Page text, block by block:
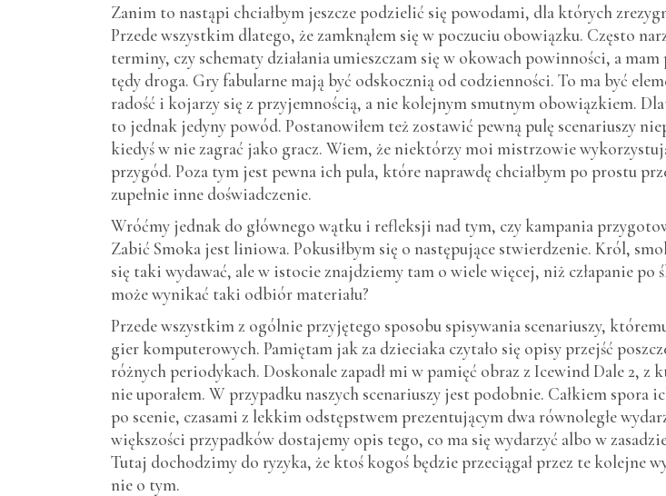
Zanim to nastąpi chciałbym jeszcze podzielić się powodami, dla których
Przede wszystkim dlatego, że zamknąłem się w poczuciu obowiązku. Często
terminy, czy schematy działania umieszczam się w okowach powinności, a mam
tędy droga. Gry fabularne mają być odskocznią od codzienności. To ma być
radość i kojarzy się z przyjemnością, a nie kolejnym smutnym obowiązkiem.
to jednak jedyny powód. Postanowiłem też zostawić pewną pulę scenariuszy
kiedyś w nie zagrać jako gracz. Wiem, że niektórzy moi mistrzowie
przygód. Poza tym jest pewna ich pula, które naprawdę chciałbym po prostu
zupełnie inne doświadczenie.
Wróćmy jednak do głównego wątku i refleksji nad tym, czy kampania
Zabić Smoka jest liniowa. Pokusiłbym się o następujące stwierdzenie. Król,
się taki wydawać, ale w istocie znajdziemy tam o wiele więcej, niż człapanie po
może wynikać taki odbiór materiału?
Przede wszystkim z ogólnie przyjętego sposobu spisywania scenariuszy,
gier komputerowych. Pamiętam jak za dzieciaka czytało się opisy przejść
różnych periodykach. Doskonale zapadł mi w pamięć obraz z Icewind Dale 2, z
nie uporałem. W przypadku naszych scenariuszy jest podobnie. Całkiem spora
po scenie, czasami z lekkim odstępstwem prezentującym dwa równoległe
większości przypadków dostajemy opis tego, co ma się wydarzyć albo w
Tutaj dochodzimy do ryzyka, że ktoś kogoś będzie przeciągał przez te kolejne
nie o tym.